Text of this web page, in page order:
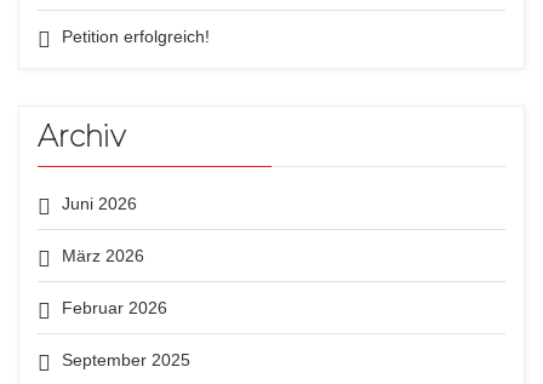
Petition erfolgreich!
Archiv
Juni 2026
März 2026
Februar 2026
September 2025